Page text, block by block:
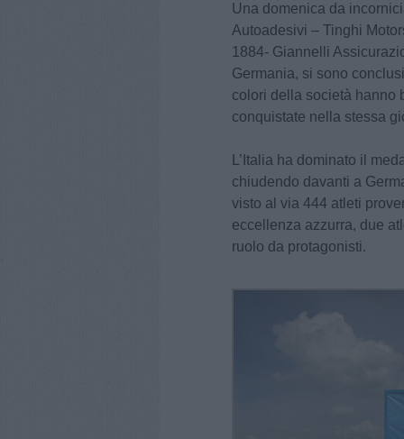
Una domenica da
Autoadesivi – Tinghi
1884- Giannelli
Germania, si sono
colori della società hanno
conquistate nella stessa
L’Italia ha dominato il
chiudendo davanti a
visto al via 444 atleti
eccellenza azzurra, due
ruolo da protagonisti.